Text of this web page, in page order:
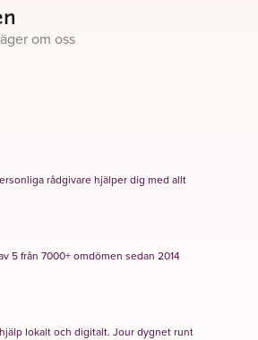
om oss
rådgivare hjälper dig med allt
5 från 7000+ omdömen sedan 2014
lokalt och digitalt. Jour dygnet runt